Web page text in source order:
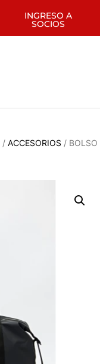
INGRESO A
SOCIOS
/ ACCESORIOS / BOLSO